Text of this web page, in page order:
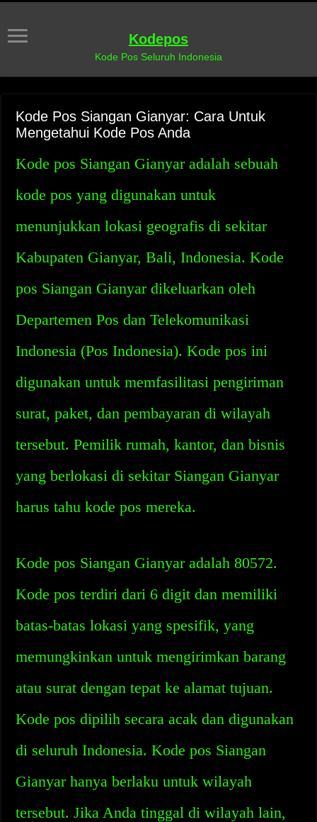
Kodepos
Kode Pos Seluruh Indonesia
Kode Pos Siangan Gianyar: Cara Untuk
Mengetahui Kode Pos Anda
Kode pos Siangan Gianyar adalah sebuah
kode pos yang digunakan untuk
menunjukkan lokasi geografis di sekitar
Kabupaten Gianyar, Bali, Indonesia. Kode
pos Siangan Gianyar dikeluarkan oleh
Departemen Pos dan Telekomunikasi
Indonesia (Pos Indonesia). Kode pos ini
digunakan untuk memfasilitasi pengiriman
surat, paket, dan pembayaran di wilayah
tersebut. Pemilik rumah, kantor, dan bisnis
yang berlokasi di sekitar Siangan Gianyar
harus tahu kode pos mereka.
Kode pos Siangan Gianyar adalah 80572.
Kode pos terdiri dari 6 digit dan memiliki
batas-batas lokasi yang spesifik, yang
memungkinkan untuk mengirimkan barang
atau surat dengan tepat ke alamat tujuan.
Kode pos dipilih secara acak dan digunakan
di seluruh Indonesia. Kode pos Siangan
Gianyar hanya berlaku untuk wilayah
tersebut. Jika Anda tinggal di wilayah lain,